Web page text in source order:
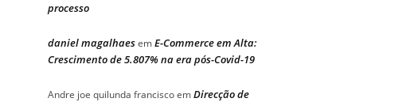
processo
daniel magalhaesemE-Commerce em Alta:
Crescimento de 5.807% na era pós-Covid-19
Andre joe quilunda franciscoemDirecção de